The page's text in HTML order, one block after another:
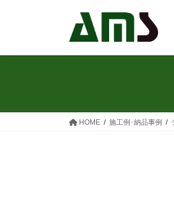
HOME 施工例･納品事例